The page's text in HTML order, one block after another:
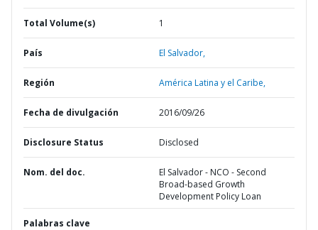
Total Volume(s) 1
País El Salvador,
Región América Latina y el Caribe,
Fecha de divulgación 2016/09/26
Disclosure Status Disclosed
Nom. del doc.
El Salvador - NCO - Second
Broad-based Growth
Development Policy Loan
Palabras clave